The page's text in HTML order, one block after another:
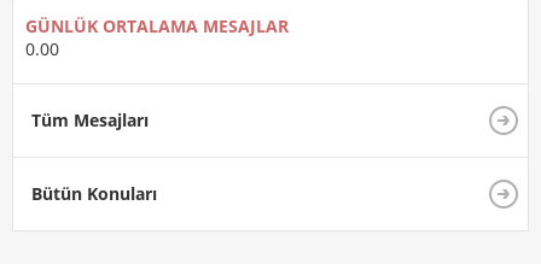
GÜNLÜK ORTALAMA MESAJLAR
0.00
Tüm Mesajları
Bütün Konuları